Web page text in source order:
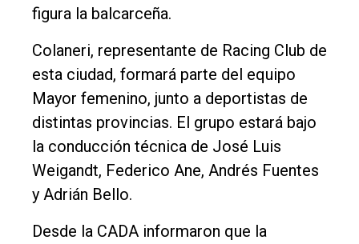
figura la balcarceña.
Colaneri, representante de Racing Club de
esta ciudad, formará parte del equipo
Mayor femenino, junto a deportistas de
distintas provincias. El grupo estará bajo
la conducción técnica de José Luis
Weigandt, Federico Ane, Andrés Fuentes
y Adrián Bello.
Desde la CADA informaron que la